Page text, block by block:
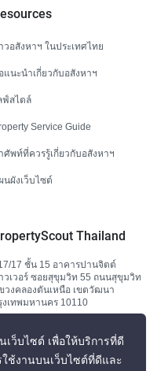
วอสังหาฯ ในประเทศไทย
แนะนำเกี่ยวกับอสังหาฯ
ฟ์สไตล์
Service Guide
ศัพท์ที่ควรรู้เกี่ยวกับอสังหาฯ
นผังเว็บไซต์
Thailand
17 ชั้น 15 อาคารปานจิตต์
วเวอร์ ซอยสุขุมวิท 55 ถนนสุขุมวิท
วงคลองตันเหนือ เขตวัฒนา
งเทพมหานคร 10110
ว็บไซต์ เพื่อให้บริการที่ดี
ช้งานบนเว็บไซต์ที่ดีและ